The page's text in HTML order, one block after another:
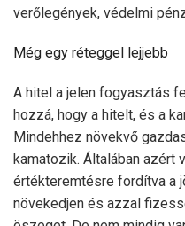
verőlegények, védelmi
Még egy réteggel lejjebb
A hitel a jelen fogyasztás
hozzá, hogy a hitelt, és a
Mindehhez növekvő
kamatozik. Általában azért
értékteremtésre fordítva a
növekedjen és azzal